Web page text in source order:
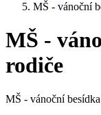
MŠ - vánoční
MŠ -
rodiče
MŠ - vánoční